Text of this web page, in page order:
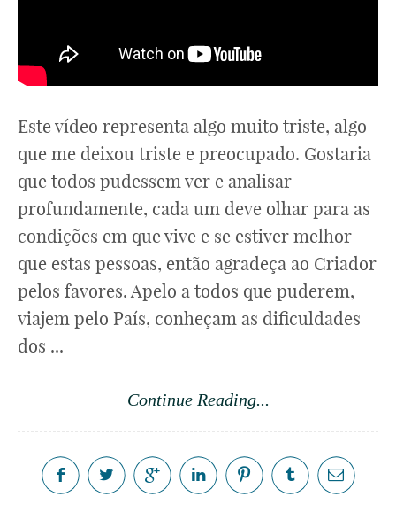
Este vídeo representa algo muito triste, algo
que me deixou triste e preocupado. Gostaria
que todos pudessem ver e analisar
profundamente, cada um deve olhar para as
condições em que vive e se estiver melhor
que estas pessoas, então agradeça ao Criador
pelos favores. Apelo a todos que puderem,
viajem pelo País, conheçam as dificuldades
dos ...
Continue Reading...